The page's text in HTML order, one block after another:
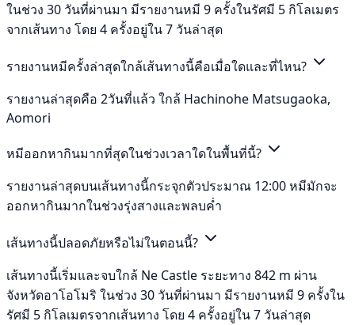
ในช่วง 30 วันที่ผ่านมา มีรายงานหมี 9 ครั้งในรัศมี 5 กิโลเมตร
จากเส้นทาง โดย 4 ครั้งอยู่ใน 7 วันล่าสุด
รายงานหมีครั้งล่าสุดใกล้เส้นทางนี้คือเมื่อใดและที่ไหน?
รายงานล่าสุดคือ 2วันที่แล้ว ใกล้ Hachinohe Matsugaoka,
Aomori
หมีออกหากินมากที่สุดในช่วงเวลาใดในพื้นที่นี้?
รายงานล่าสุดบนเส้นทางนี้กระจุกตัวประมาณ 12:00 หมีมักจะ
ออกหากินมากในช่วงรุ่งสางและพลบค่ำ
เส้นทางนี้ปลอดภัยหรือไม่ในตอนนี้?
เส้นทางนี้เริ่มและจบใกล้ Ne Castle ระยะทาง 842 m ผ่าน
จังหวัดอาโอโมริ ในช่วง 30 วันที่ผ่านมา มีรายงานหมี 9 ครั้งใน
รัศมี 5 กิโลเมตรจากเส้นทาง โดย 4 ครั้งอยู่ใน 7 วันล่าสุด